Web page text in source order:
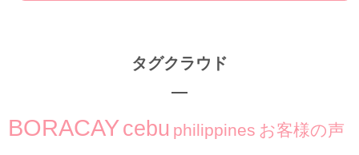
タグクラウド
BORACAYcebu philippines お客様の声